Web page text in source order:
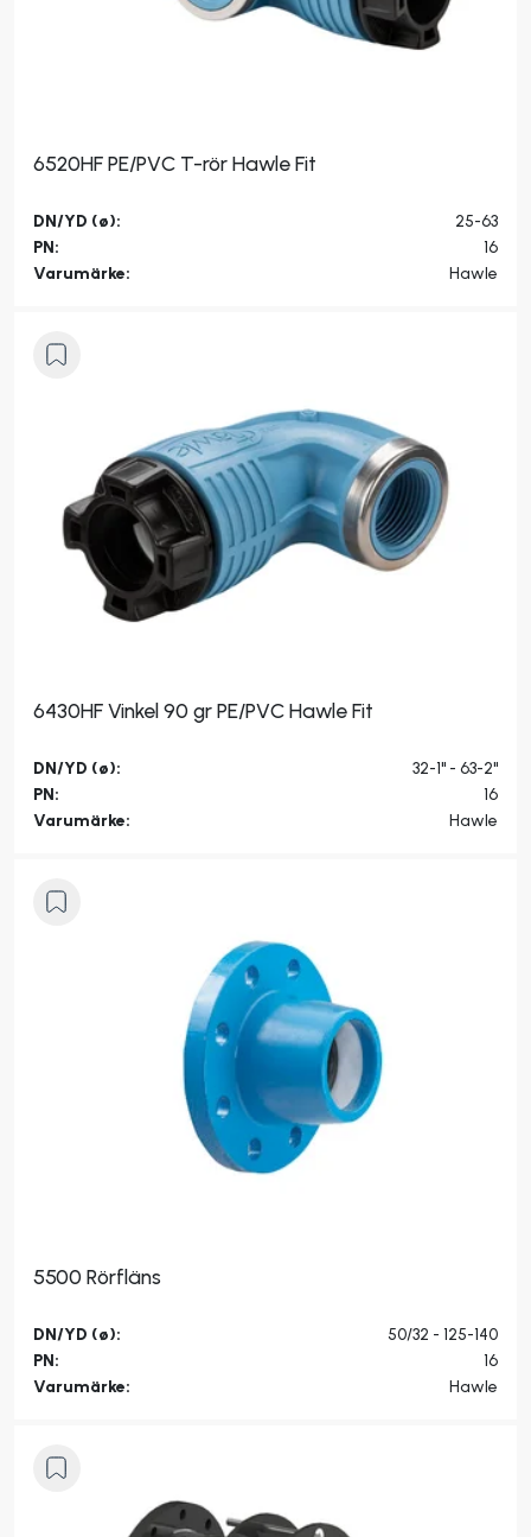
6520HF PE/PVC T-rör Hawle Fit
DN/YD (ø):
25-63
PN:
16
Varumärke:
Hawle
6430HF Vinkel 90 gr PE/PVC Hawle Fit
DN/YD (ø):
32-1" - 63-2"
PN:
16
Varumärke:
Hawle
5500 Rörfläns
DN/YD (ø):
50/32 - 125-140
PN:
16
Varumärke:
Hawle